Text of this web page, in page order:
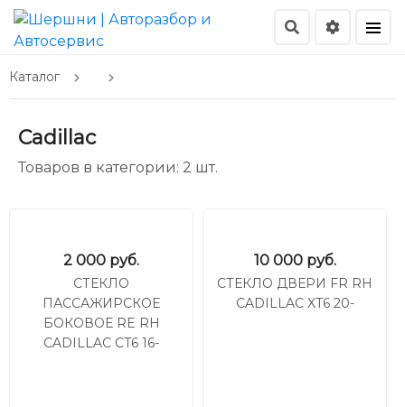
Каталог
Cadillac
Товаров в категории: 2 шт.
2 000 руб.
СТЕКЛО
ПАССАЖИРСКОЕ
БОКОВОЕ RE RH
CADILLAC CT6 16-
10 000 руб.
СТЕКЛО ДВЕРИ FR RH
CADILLAC XT6 20-